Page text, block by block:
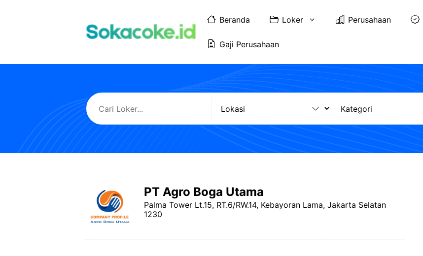
Beranda Loker Perusahaan
Gaji Perusahaan
PT Agro Boga Utama
Palma Tower Lt.15, RT.6/RW.14, Kebayoran Lama, Jakarta Selatan
1230